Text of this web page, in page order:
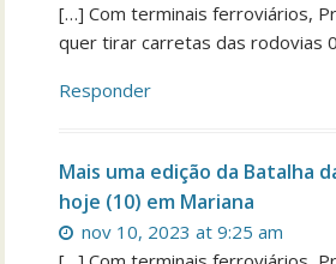
[…] Com terminais ferroviários,
quer tirar carretas das rodovias
Responder
Mais uma edição da Batalha
hoje (10) em Mariana
nov 10, 2023 at 9:25 am